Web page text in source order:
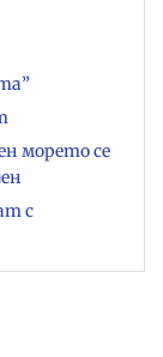
морето се
с